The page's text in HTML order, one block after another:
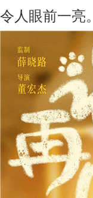
令人眼前一亮。